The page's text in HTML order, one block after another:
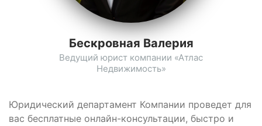
Юридический департамент Компании проведет для
вас бесплатные онлайн-консультации, быстро и
Бескровная Валерия
Ведущий юрист компании «Атлас
Недвижимость»